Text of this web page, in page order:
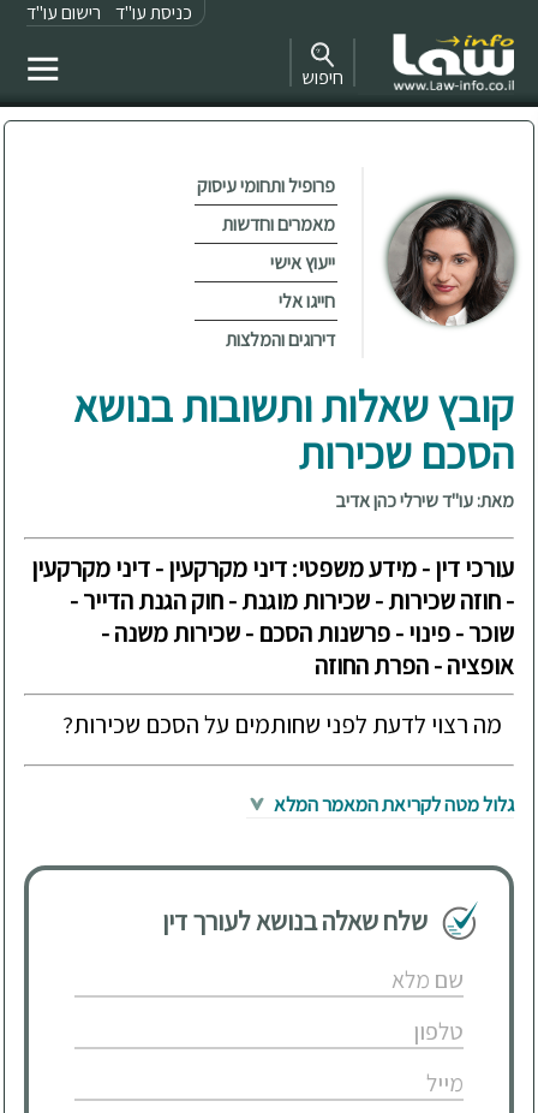
כניסת עו"ד רישום עו"ד
חיפוש
פרופיל ותחומי עיסוק
מאמרים וחדשות
ייעוץ אישי
חייגו אלי
דירוגים והמלצות
קובץ שאלות ותשובות בנושא
הסכם שכירות
מאת: עו"ד שירלי כהן אדיב
עורכי דין - מידע משפטי: דיני מקרקעין - דיני מקרקעין
- חוזה שכירות - שכירות מוגנת - חוק הגנת הדייר -
שוכר - פינוי - פרשנות הסכם - שכירות משנה -
אופציה - הפרת החוזה
מה רצוי לדעת לפני שחותמים על הסכם שכירות?
גלול מטה לקריאת המאמר המלא
שלח שאלה בנושא לעורך דין